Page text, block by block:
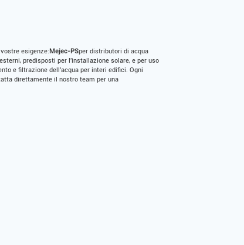
esigenze:Mejec-PSper distributori di acqua
predisposti per l'installazione solare, e per uso
e filtrazione dell'acqua per interi edifici. Ogni
direttamente il nostro team per una